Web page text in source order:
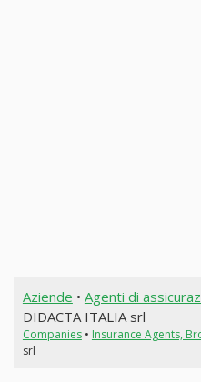
Aziende • Agenti di
DIDACTA ITALIA srl
Companies• Insurance Agents,
srl